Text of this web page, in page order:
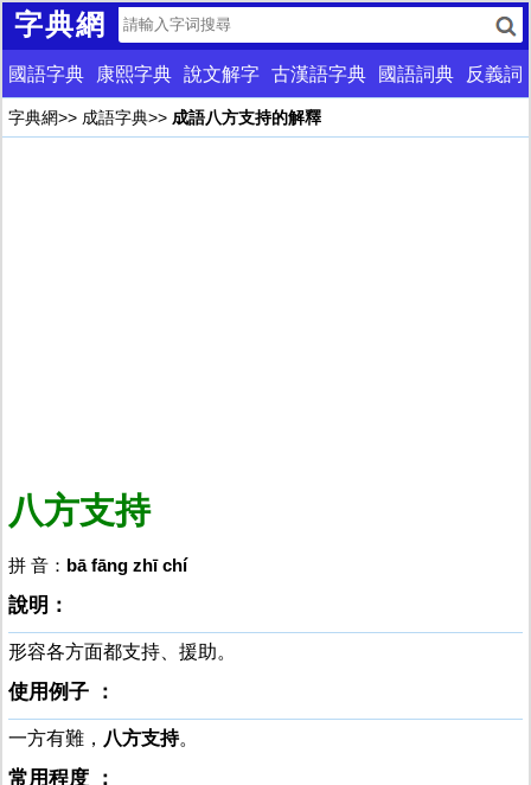
字典網
國語字典 康熙字典 說文解字 古漢語字典 國語詞典 反義詞
字典網>> 成語字典>> 成語八方支持的解釋
八方支持
拼 音： bā fāng zhī chí
說明：
形容各方面都支持、援助。
使用例子 ：
一方有難， 八方支持。
常用程度 ：